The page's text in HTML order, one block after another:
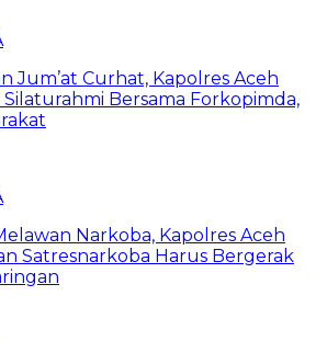
Jum’at Curhat, Kapolres Aceh
Bersama Forkopimda,
Narkoba, Kapolres Aceh
Satresnarkoba Harus Bergerak